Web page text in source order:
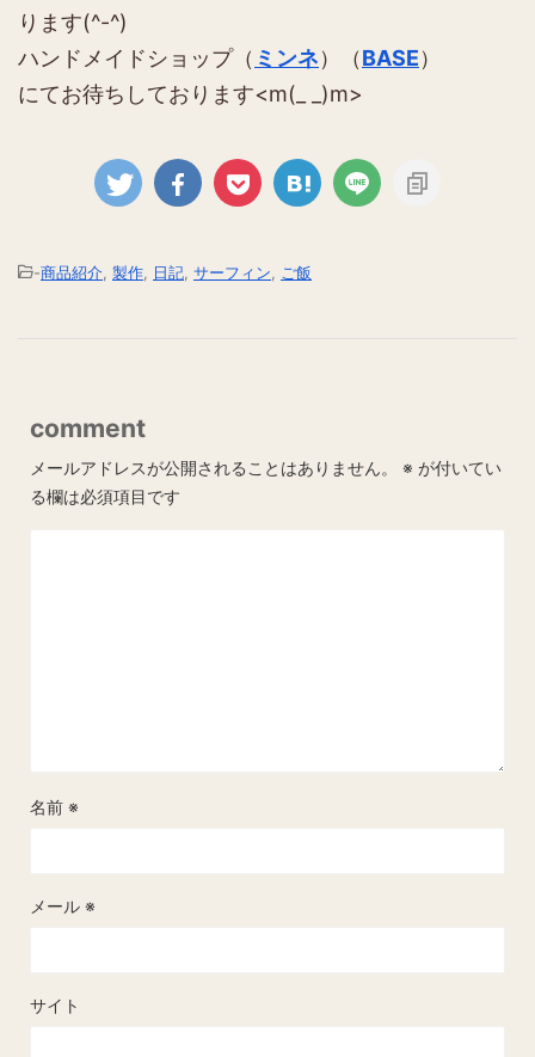
ります(^-^)
ハンドメイドショップ（ ミンネ）（BASE）
にてお待ちしております<m(_ _)m>
-商品紹介 製作 日記 サーフィン ご飯
comment
メールアドレスが公開されることはありません。 ※ が付いてい
る欄は必須項目です
名前 ※
メール ※
サイト